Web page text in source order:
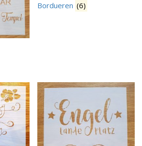
Bordueren (6)